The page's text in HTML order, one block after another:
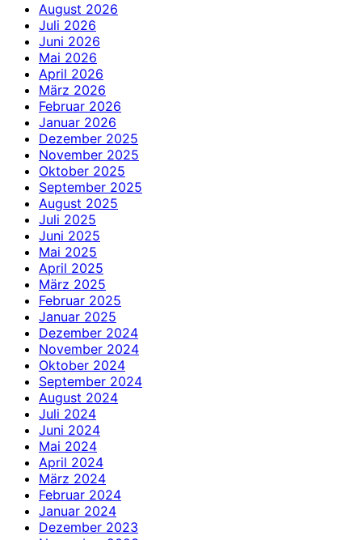
August 2026
Juli 2026
Juni 2026
Mai 2026
April 2026
März 2026
Februar 2026
Januar 2026
Dezember 2025
November 2025
Oktober 2025
September 2025
August 2025
Juli 2025
Juni 2025
Mai 2025
April 2025
März 2025
Februar 2025
Januar 2025
Dezember 2024
November 2024
Oktober 2024
September 2024
August 2024
Juli 2024
Juni 2024
Mai 2024
April 2024
März 2024
Februar 2024
Januar 2024
Dezember 2023